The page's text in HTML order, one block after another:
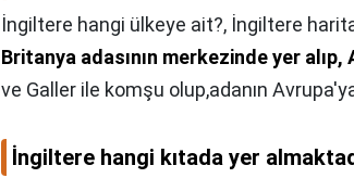
İngiltere hangi ülkeye ait?, İngiltere
Britanya adasının merkezinde yer
ve Galler ile komşu olup,adanın
İngiltere hangi kıtada yer